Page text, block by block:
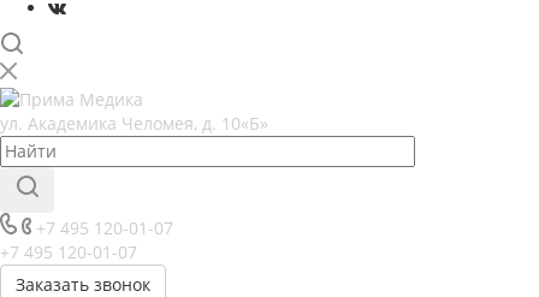
ул. Академика Челомея, д. 10«Б»
+7 495 120-01-07
+7 495 120-01-07
Заказать звонок